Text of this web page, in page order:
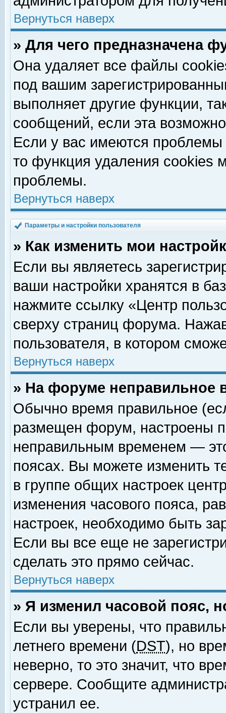
Вернуться наверх
» Для чего предназначена
Она удаляет все файлы
под вашим
выполняет другие функции,
сообщений, если эта
Если у вас имеются
то функция удаления cookies
проблемы.
Вернуться наверх
Параметры и настройки пользователя
» Как изменить мои
Если вы являетесь
ваши настройки хранятся в
нажмите ссылку «Центр
сверху страниц форума.
пользователя, в котором
Вернуться наверх
» На форуме неправильное
Обычно время правильное
размещен форум, настроены
неправильным временем —
поясах. Вы можете изменить
в группе общих настроек
изменения часового пояса,
настроек, необходимо быть
Если вы все еще не
сделать это прямо сейчас.
Вернуться наверх
» Я изменил часовой пояс,
Если вы уверены, что
летнего времени (DST), но
неверно, то это значит, что
сервере. Сообщите
устранил ее.